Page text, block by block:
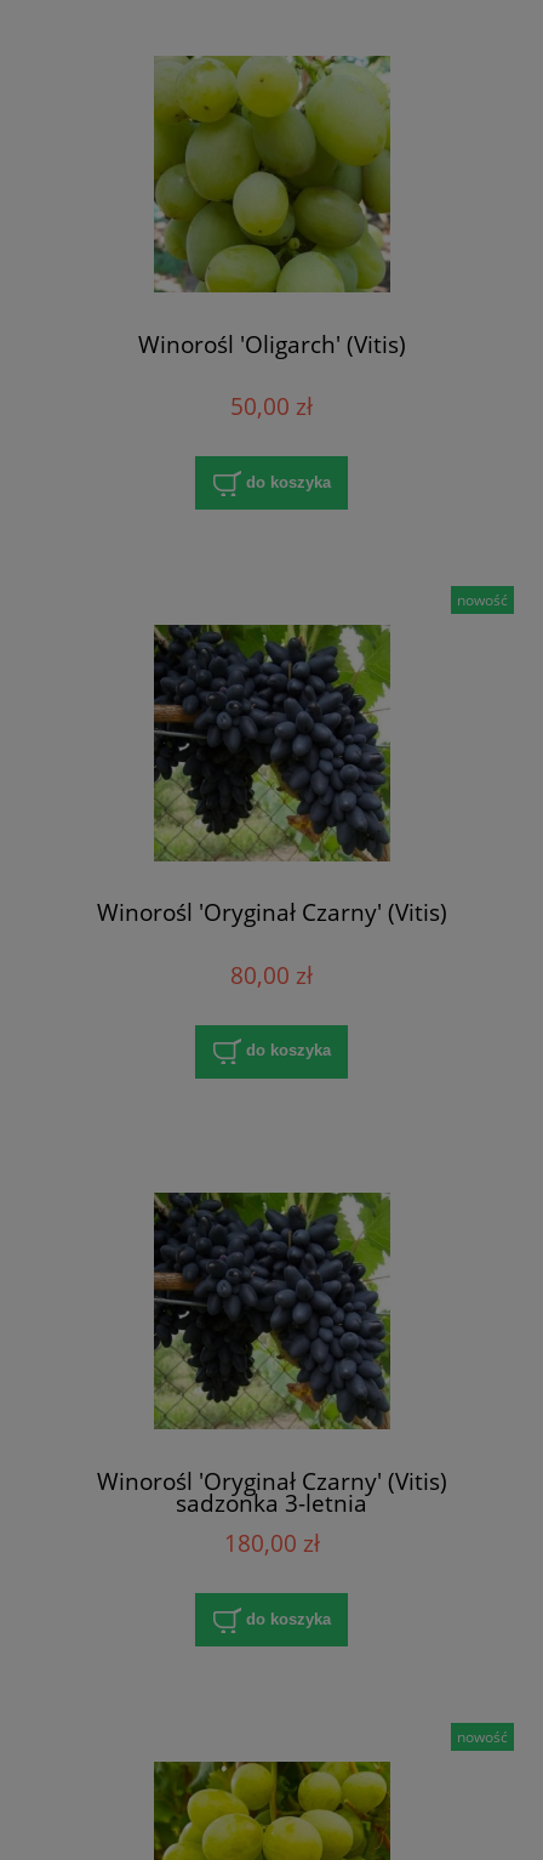
Winorośl 'Oligarch' (Vitis)
50,00 zł
do koszyka
Winorośl 'Oryginał Czarny' (Vitis)
80,00 zł
do koszyka
nowość
Winorośl 'Oryginał Czarny' (Vitis)
sadzonka 3-letnia
180,00 zł
do koszyka
nowość